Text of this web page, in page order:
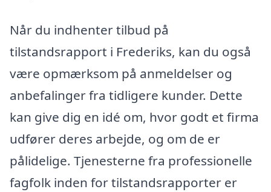
Når du indhenter tilbud på
tilstandsrapport i Frederiks, kan du også
være opmærksom på anmeldelser og
anbefalinger fra tidligere kunder. Dette
kan give dig en idé om, hvor godt et firma
udfører deres arbejde, og om de er
pålidelige. Tjenesterne fra professionelle
fagfolk inden for tilstandsrapporter er